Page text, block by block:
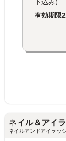
ト込み）
有効期限
ネイル＆アイ
ネイルアンドアイラッ